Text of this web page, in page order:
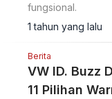
fungsional.
1 tahun yang lalu
Berita
VW ID. Buzz
11 Pilihan